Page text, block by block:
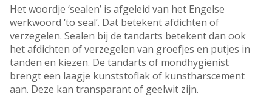
Het woordje ‘sealen’ is afgeleid van het Engelse
werkwoord ‘to seal’. Dat betekent afdichten of
verzegelen. Sealen bij de tandarts betekent dan ook
het afdichten of verzegelen van groefjes en putjes in
tanden en kiezen. De tandarts of mondhygiënist
brengt een laagje kunststoflak of kunstharscement
aan. Deze kan transparant of geelwit zijn.